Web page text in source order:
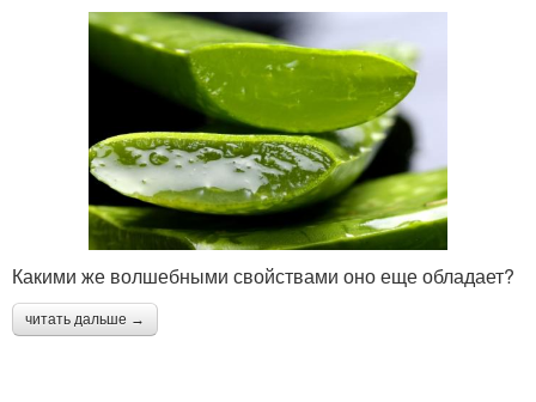
Какими же волшебными свойствами оно еще обладает?
читать дальше →